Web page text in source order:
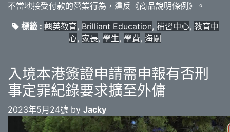
不當地接受付款的營業行為，違反《商品說明條例》。
標籤 : 翹英教育, Brilliant Education, 補習中心, 教育中
心, 家長, 學生, 學費, 海關
入境本港簽證申請需申報有否刑
事定罪紀錄要求擴至外傭
2023年5月24號 by Jacky